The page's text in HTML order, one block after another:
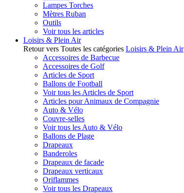
Lampes Torches
Mètres Ruban
Outils
Voir tous les articles
Loisirs & Plein Air
Retour vers Toutes les catégories Loisirs & Plein Air
Accessoires de Barbecue
Accessoires de Golf
Articles de Sport
Ballons de Football
Voir tous les Articles de Sport
Articles pour Animaux de Compagnie
Auto & Vélo
Couvre-selles
Voir tous les Auto & Vélo
Ballons de Plage
Drapeaux
Banderoles
Drapeaux de facade
Drapeaux verticaux
Oriflammes
Voir tous les Drapeaux